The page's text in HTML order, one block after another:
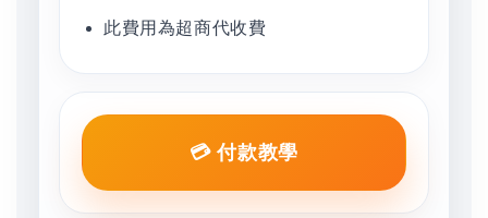
此費用為超商代收費
💳 付款教學